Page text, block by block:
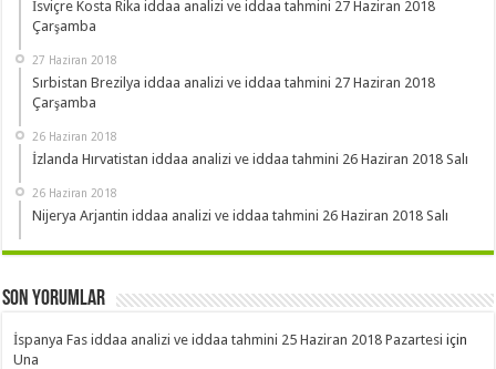
İsviçre Kosta Rika iddaa analizi ve iddaa tahmini 27 Haziran 2018
Çarşamba
27 Haziran 2018
Sırbistan Brezilya iddaa analizi ve iddaa tahmini 27 Haziran 2018
Çarşamba
26 Haziran 2018
İzlanda Hırvatistan iddaa analizi ve iddaa tahmini 26 Haziran 2018 Salı
26 Haziran 2018
Nijerya Arjantin iddaa analizi ve iddaa tahmini 26 Haziran 2018 Salı
Son Yorumlar
İspanya Fas iddaa analizi ve iddaa tahmini 25 Haziran 2018 Pazartesi için
Una